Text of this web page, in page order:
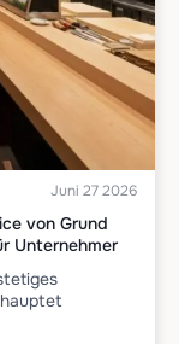
Juni 27 2026
von Grund
Unternehmer